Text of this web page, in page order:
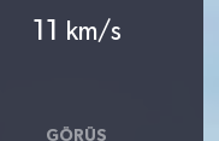
11 km/s
GÖRÜŞ